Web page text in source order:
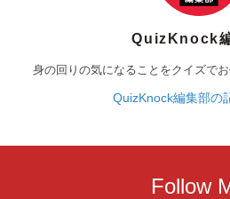
QuizKnock
身の回りの気になることをクイズでお
QuizKnock編集部の
Follow